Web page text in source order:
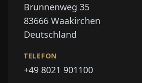
Brunnenweg 35
83666 Waakirchen
Deutschland
TELEFON
+49 8021 901100